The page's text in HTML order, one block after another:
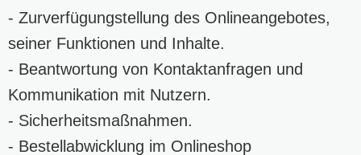
- Zurverfügungstellung des Onlineangebotes,
seiner Funktionen und Inhalte.
- Beantwortung von Kontaktanfragen und
Kommunikation mit Nutzern.
- Sicherheitsmaßnahmen.
- Bestellabwicklung im Onlineshop